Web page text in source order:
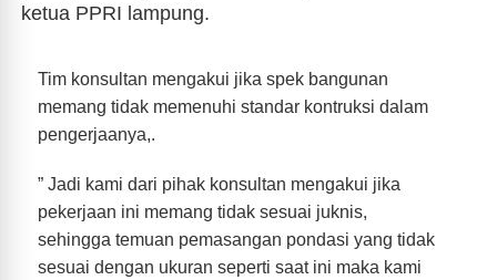
ketua PPRI lampung.
Tim konsultan mengakui jika spek bangunan
memang tidak memenuhi standar kontruksi dalam
pengerjaanya,.
” Jadi kami dari pihak konsultan mengakui jika
pekerjaan ini memang tidak sesuai juknis,
sehingga temuan pemasangan pondasi yang tidak
sesuai dengan ukuran seperti saat ini maka kami